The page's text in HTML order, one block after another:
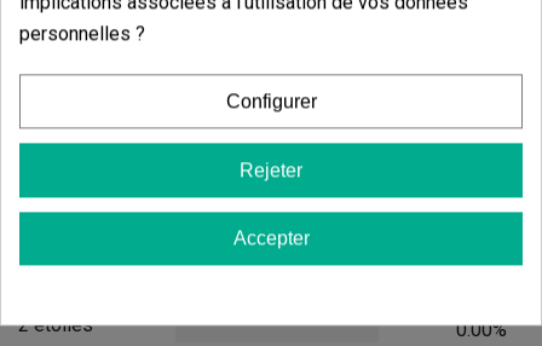
5 étoiles
100.00%
2 étoiles
0.00%
personnelles ?
Configurer
Rejeter
Accepter